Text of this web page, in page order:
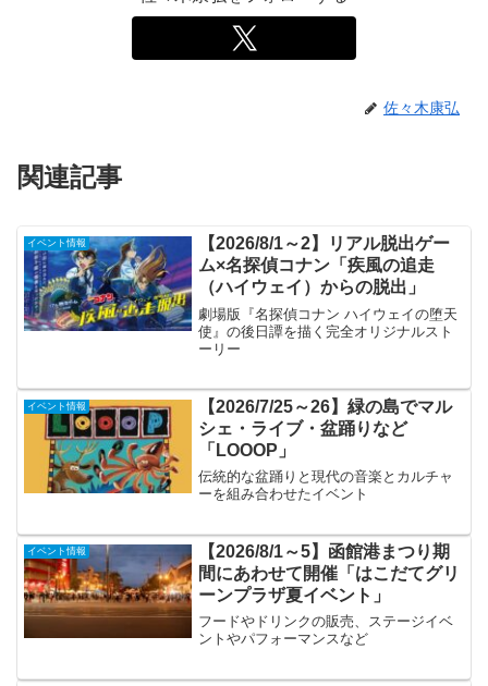
佐々木康弘
関連記事
イベント情報
【2026/8/1～2】リアル脱出ゲー
ム×名探偵コナン「疾風の追走
（ハイウェイ）からの脱出」
劇場版『名探偵コナン ハイウェイの堕天
使』の後日譚を描く完全オリジナルスト
ーリー
イベント情報
【2026/7/25～26】緑の島でマル
シェ・ライブ・盆踊りなど
「LOOOP」
伝統的な盆踊りと現代の音楽とカルチャ
ーを組み合わせたイベント
イベント情報
【2026/8/1～5】函館港まつり期
間にあわせて開催「はこだてグリ
ーンプラザ夏イベント」
フードやドリンクの販売、ステージイベ
ントやパフォーマンスなど